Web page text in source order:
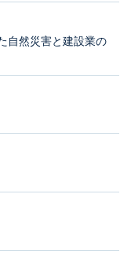
自然災害と建設業の